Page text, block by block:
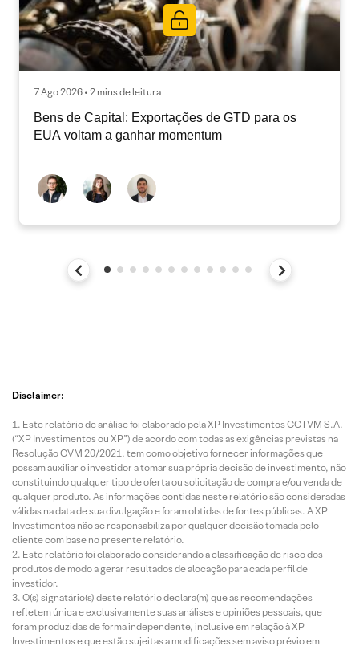
7 Ago 2026 • 2 mins de leitura
Bens de Capital: Exportações de GTD para os
EUA voltam a ganhar momentum
Disclaimer:
Este relatório de análise foi elaborado pela XP Investimentos CCTVM S.A.
(“XP Investimentos ou XP”) de acordo com todas as exigências previstas na
Resolução CVM 20/2021, tem como objetivo fornecer informações que
possam auxiliar o investidor a tomar sua própria decisão de investimento, não
constituindo qualquer tipo de oferta ou solicitação de compra e/ou venda de
qualquer produto. As informações contidas neste relatório são consideradas
válidas na data de sua divulgação e foram obtidas de fontes públicas. A XP
Investimentos não se responsabiliza por qualquer decisão tomada pelo
cliente com base no presente relatório.
Este relatório foi elaborado considerando a classificação de risco dos
produtos de modo a gerar resultados de alocação para cada perfil de
investidor.
O(s) signatário(s) deste relatório declara(m) que as recomendações
refletem única e exclusivamente suas análises e opiniões pessoais, que
foram produzidas de forma independente, inclusive em relação à XP
Investimentos e que estão sujeitas a modificações sem aviso prévio em